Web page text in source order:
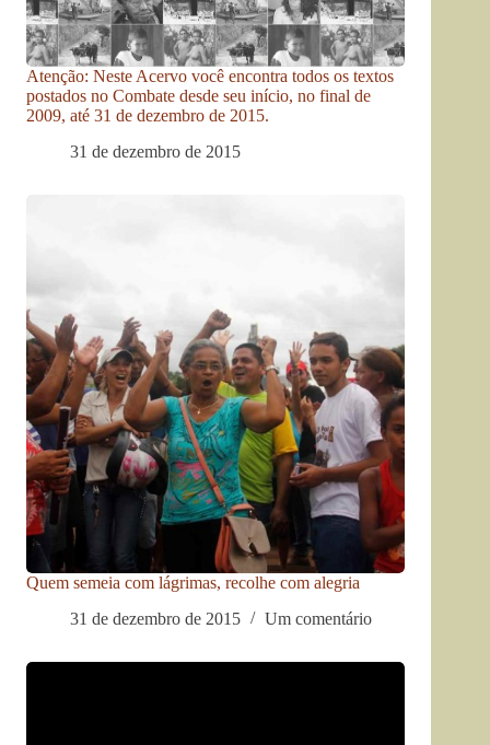
Atenção: Neste Acervo você encontra todos os textos
postados no Combate desde seu início, no final de
2009, até 31 de dezembro de 2015.
31 de dezembro de 2015
Quem semeia com lágrimas, recolhe com alegria
31 de dezembro de 2015
Um comentário